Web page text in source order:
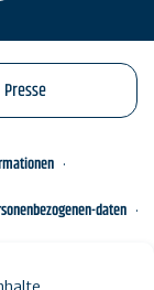
Presse
daten